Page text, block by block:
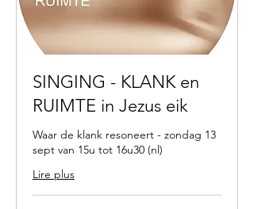
SINGING - KLANK en
RUIMTE in Jezus eik
Waar de klank resoneert - zondag 13
sept van 15u tot 16u30 (nl)
Lire plus